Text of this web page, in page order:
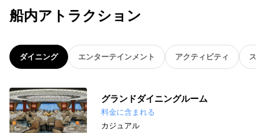
船内アトラクション
ダイニング エンターテインメント アクティビティ ス
グランドダイニングルーム
料金に含まれる
カジュアル